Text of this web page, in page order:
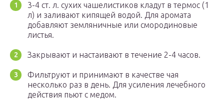
3-4 ст. л. сухих чашелистиков кладут в термос (1
л) и заливают кипящей водой. Для аромата
добавляют земляничные или смородиновые
листья.
Закрывают и настаивают в течение 2-4 часов.
Фильтруют и принимают в качестве чая
несколько раз в день. Для усиления лечебного
действия пьют с медом.